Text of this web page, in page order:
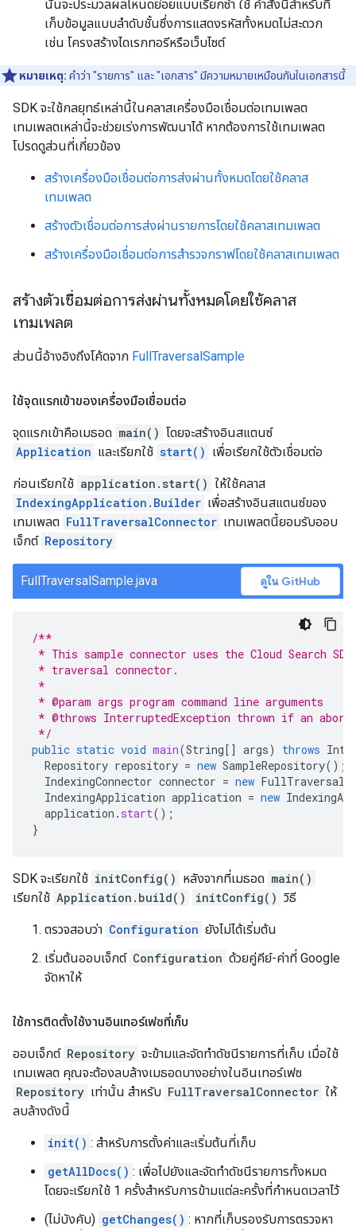
นั้นจะประมวลผลโหนดย่อยแบบเรียกซ้ำ ใช้ คำสั่งนี้สำหรับที่
เก็บข้อมูลแบบลำดับชั้นซึ่งการแสดงรหัสทั้งหมดไม่สะดวก
เช่น โครงสร้างไดเรกทอรีหรือเว็บไซต์
หมายเหตุ: คำว่า "รายการ" และ "เอกสาร" มีความหมายเหมือนกันในเอกสารนี้
SDK จะใช้กลยุทธ์เหล่านี้ในคลาสเครื่องมือเชื่อมต่อเทมเพลต
เทมเพลตเหล่านี้จะช่วยเร่งการพัฒนาได้ หากต้องการใช้เทมเพลต
โปรดดูส่วนที่เกี่ยวข้อง
สร้างเครื่องมือเชื่อมต่อการส่งผ่านทั้งหมดโดยใช้คลาส
เทมเพลต
สร้างตัวเชื่อมต่อการส่งผ่านรายการโดยใช้คลาสเทมเพลต
สร้างเครื่องมือเชื่อมต่อการสำรวจกราฟโดยใช้คลาสเทมเพลต
สร้างตัวเชื่อมต่อการส่งผ่านทั้งหมดโดยใช้คลาส
เทมเพลต
ส่วนนี้อ้างอิงถึงโค้ดจาก FullTraversalSample
ใช้จุดแรกเข้าของเครื่องมือเชื่อมต่อ
จุดแรกเข้าคือเมธอด main() โดยจะสร้างอินสแตนซ์
Application และเรียกใช้ start() เพื่อเรียกใช้ตัวเชื่อมต่อ
ก่อนเรียกใช้ application.start() ให้ใช้คลาส
IndexingApplication.Builder เพื่อสร้างอินสแตนซ์ของ
เทมเพลต FullTraversalConnector เทมเพลตนี้ยอมรับออบ
เจ็กต์ Repository
FullTraversalSample.java ดูใน GitHub
/**
* This sample connector uses the Cloud Search
* traversal connector.
*
* @param args program command line arguments
* @throws InterruptedException thrown if an
*/
public static void main(String[] args) throws
Repository repository = new SampleRepository();
IndexingConnector connector = new
IndexingApplication application = new
application . start();
}
SDK จะเรียกใช้ initConfig() หลังจากที่เมธอด main()
เรียกใช้ Application.build() initConfig() วิธี
ตรวจสอบว่า Configuration ยังไม่ได้เริ่มต้น
เริ่มต้นออบเจ็กต์ Configuration ด้วยคู่คีย์-ค่าที่ Google
จัดหาให้
ใช้การติดตั้งใช้งานอินเทอร์เฟซที่เก็บ
ออบเจ็กต์ Repository จะข้ามและจัดทำดัชนีรายการที่เก็บ เมื่อใช้
เทมเพลต คุณจะต้องลบล้างเมธอดบางอย่างในอินเทอร์เฟซ
Repository เท่านั้น สำหรับ FullTraversalConnector ให้
ลบล้างดังนี้
init() : สำหรับการตั้งค่าและเริ่มต้นที่เก็บ
getAllDocs() : เพื่อไปยังและจัดทำดัชนีรายการทั้งหมด
โดยจะเรียกใช้ 1 ครั้งสำหรับการข้ามแต่ละครั้งที่กำหนดเวลาไว้
(ไม่บังคับ) getChanges() : หากที่เก็บรองรับการตรวจหา